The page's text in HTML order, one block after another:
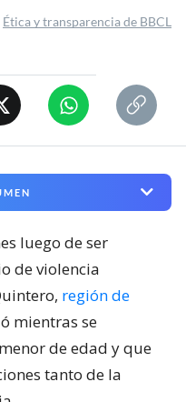
Ética y transparencia de BBCL
luego de ser
de violencia
región de
mientras se
de edad y que
tanto de la